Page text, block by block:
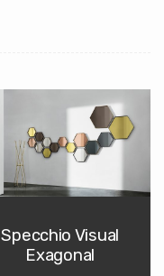
Specchio Visual
Exagonal